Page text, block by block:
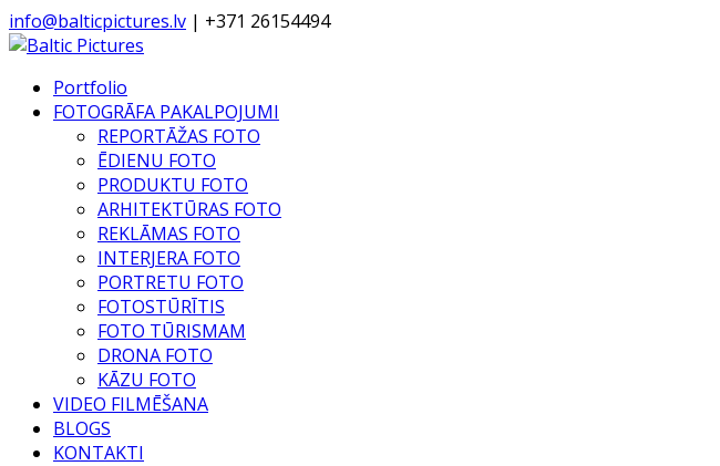
info@balticpictures.lv | +371 26154494
Portfolio
FOTOGRĀFA PAKALPOJUMI
REPORTĀŽAS FOTO
ĒDIENU FOTO
PRODUKTU FOTO
ARHITEKTŪRAS FOTO
REKLĀMAS FOTO
INTERJERA FOTO
PORTRETU FOTO
FOTOSTŪRĪTIS
FOTO TŪRISMAM
DRONA FOTO
KĀZU FOTO
VIDEO FILMĒŠANA
BLOGS
KONTAKTI